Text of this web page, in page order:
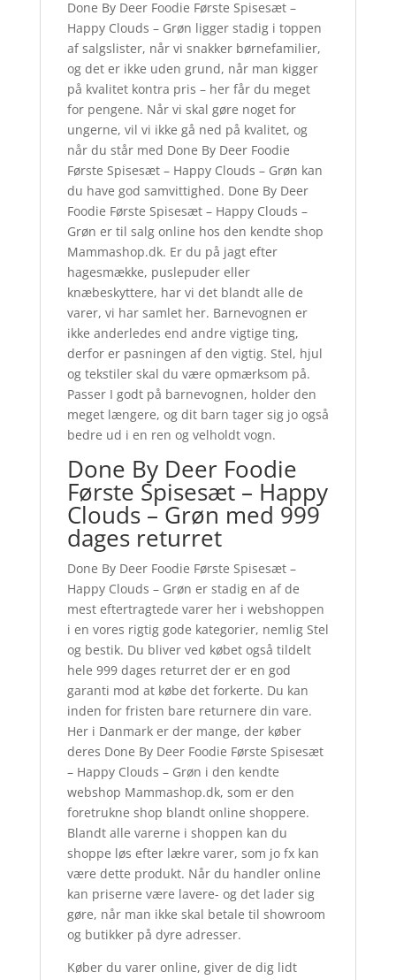
Done By Deer Foodie Første Spisesæt –
Happy Clouds – Grøn ligger stadig i toppen
af salgslister, når vi snakker børnefamilier,
og det er ikke uden grund, når man kigger
på kvalitet kontra pris – her får du meget
for pengene. Når vi skal gøre noget for
ungerne, vil vi ikke gå ned på kvalitet, og
når du står med Done By Deer Foodie
Første Spisesæt – Happy Clouds – Grøn kan
du have god samvittighed. Done By Deer
Foodie Første Spisesæt – Happy Clouds –
Grøn er til salg online hos den kendte shop
Mammashop.dk. Er du på jagt efter
hagesmække, puslepuder eller
knæbeskyttere, har vi det blandt alle de
varer, vi har samlet her. Barnevognen er
ikke anderledes end andre vigtige ting,
derfor er pasningen af den vigtig. Stel, hjul
og tekstiler skal du være opmærksom på.
Passer I godt på barnevognen, holder den
meget længere, og dit barn tager sig jo også
bedre ud i en ren og velholdt vogn.
Done By Deer Foodie
Første Spisesæt – Happy
Clouds – Grøn med 999
dages returret
Done By Deer Foodie Første Spisesæt –
Happy Clouds – Grøn er stadig en af de
mest eftertragtede varer her i webshoppen
i en vores rigtig gode kategorier, nemlig Stel
og bestik. Du bliver ved købet også tildelt
hele 999 dages returret der er en god
garanti mod at købe det forkerte. Du kan
inden for fristen bare returnere din vare.
Her i Danmark er der mange, der køber
deres Done By Deer Foodie Første Spisesæt
– Happy Clouds – Grøn i den kendte
webshop Mammashop.dk, som er den
foretrukne shop blandt online shoppere.
Blandt alle varerne i shoppen kan du
shoppe løs efter lækre varer, som jo fx kan
være dette produkt. Når du handler online
kan priserne være lavere- og det lader sig
gøre, når man ikke skal betale til showroom
og butikker på dyre adresser.
Køber du varer online, giver de dig lidt